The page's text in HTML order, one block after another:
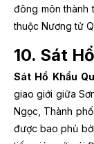
đông môn thành
thuộc Nương tử
10. Sát
Sát Hổ Khẩu
giao giới giữa
Ngọc, Thành
được bao phủ